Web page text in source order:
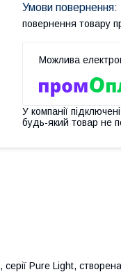
повернення товару
У компанії
будь-який товар не
Pure Light,